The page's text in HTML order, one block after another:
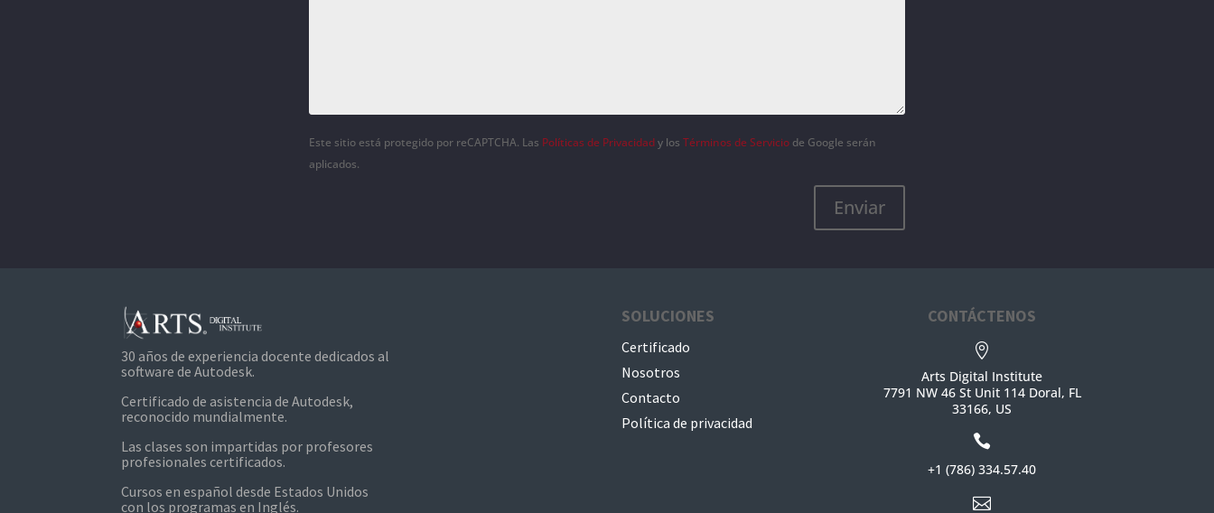
Este sitio está protegido por reCAPTCHA. Las Políticas de Privacidady los Términos de Servicio de Google serán
aplicados.
Enviar
30 años de experiencia docente dedicados al
software de Autodesk.
Certificado de asistencia de Autodesk,
reconocido mundialmente.
Las clases son impartidas por profesores
profesionales certificados.
Cursos en español desde Estados Unidos
con los programas en Inglés.
SOLUCIONES
Certificado
Nosotros
Contacto
Política de privacidad
CONTÁCTENOS

Arts Digital Institute
7791 NW 46 St Unit 114 Doral, FL
33166, US

+1 (786) 334.57.40
